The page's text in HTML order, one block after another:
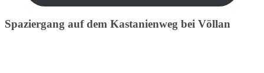
Spaziergang auf dem Kastanienweg bei Völlan